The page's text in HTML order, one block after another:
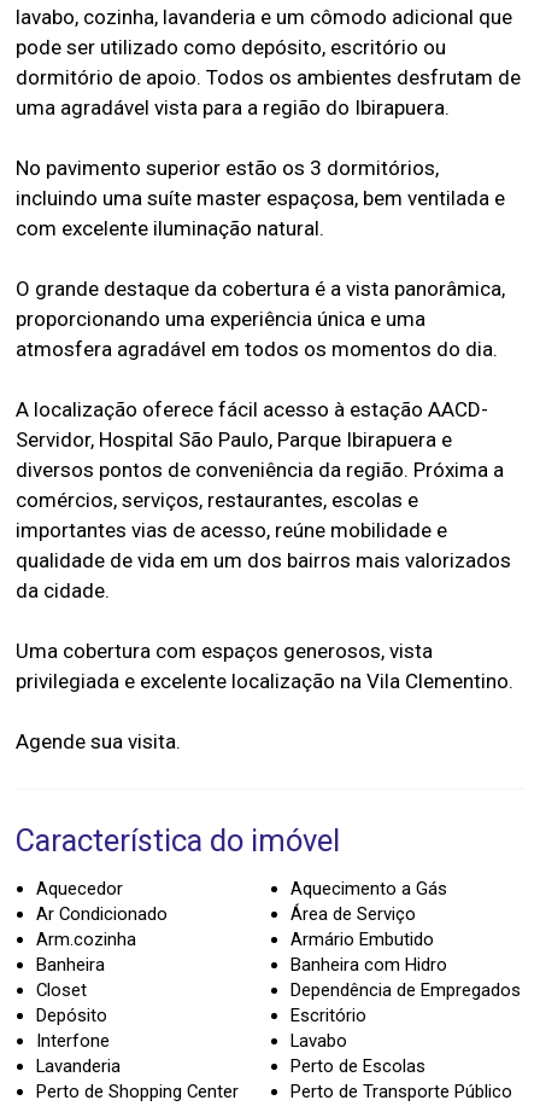
lavabo, cozinha, lavanderia e um cômodo adicional que
pode ser utilizado como depósito, escritório ou
dormitório de apoio. Todos os ambientes desfrutam de
uma agradável vista para a região do Ibirapuera.
No pavimento superior estão os 3 dormitórios,
incluindo uma suíte master espaçosa, bem ventilada e
com excelente iluminação natural.
O grande destaque da cobertura é a vista panorâmica,
proporcionando uma experiência única e uma
atmosfera agradável em todos os momentos do dia.
A localização oferece fácil acesso à estação AACD-
Servidor, Hospital São Paulo, Parque Ibirapuera e
diversos pontos de conveniência da região. Próxima a
comércios, serviços, restaurantes, escolas e
importantes vias de acesso, reúne mobilidade e
qualidade de vida em um dos bairros mais valorizados
da cidade.
Uma cobertura com espaços generosos, vista
privilegiada e excelente localização na Vila Clementino.
Característica do imóvel
Aquecedor
Aquecimento a Gás
Ar Condicionado
Área de Serviço
Arm.cozinha
Armário Embutido
Banheira
Banheira com Hidro
Closet
Dependência de Empregados
Depósito
Escritório
Interfone
Lavabo
Lavanderia
Perto de Escolas
Perto de Shopping Center
Perto de Transporte Público